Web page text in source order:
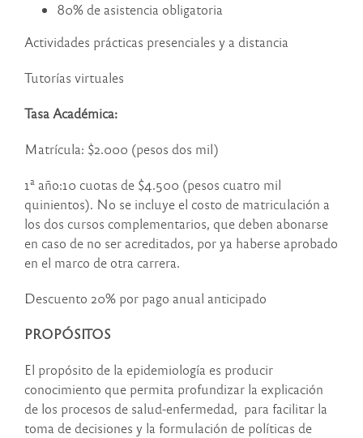
80% de asistencia obligatoria
Actividades prácticas presenciales y a distancia
Tutorías virtuales
Tasa Académica:
Matrícula: $2.000 (pesos dos mil)
1ª año:10 cuotas de $4.500 (pesos cuatro mil
quinientos). No se incluye el costo de matriculación a
los dos cursos complementarios, que deben abonarse
en caso de no ser acreditados, por ya haberse aprobado
en el marco de otra carrera.
Descuento 20% por pago anual anticipado
PROPÓSITOS
El propósito de la epidemiología es producir
conocimiento que permita profundizar la explicación
de los procesos de salud-enfermedad, para facilitar la
toma de decisiones y la formulación de políticas de